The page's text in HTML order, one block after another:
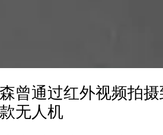
曾通过红外视频拍
无人机